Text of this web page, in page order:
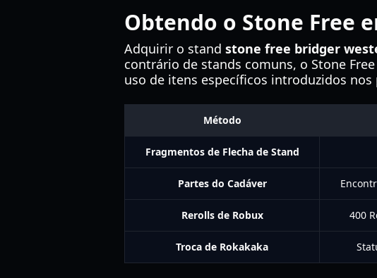
Obtendo o Stone Free
Adquirir o stand stone free bridger
contrário de stands comuns, o Stone
uso de itens específicos introduzidos nos
Método
Fragmentos de Flecha de Stand
Partes do Cadáver
Rerolls de Robux 400
Troca de Rokakaka